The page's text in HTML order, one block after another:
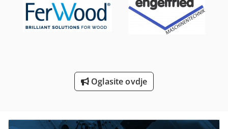
Spa Centar
Strojevi I Alati Za Obradu Kamena
Oglasite ovdje